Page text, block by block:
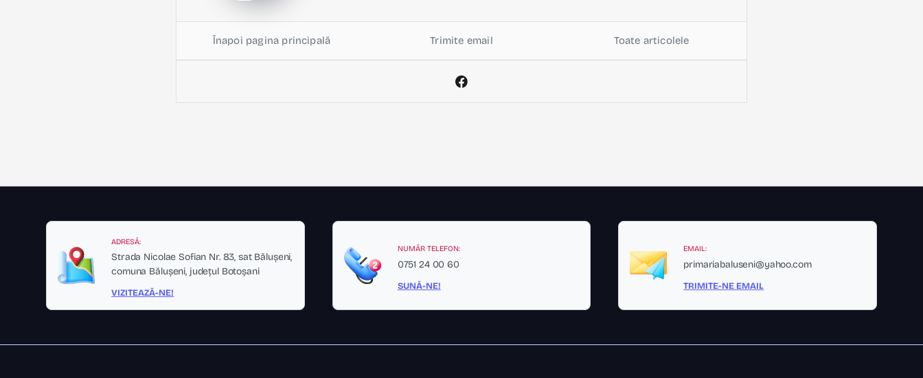
Înapoi pagina principală Trimite email Toate articolele
ADRESĂ:
Strada Nicolae Sofian Nr. 83, sat Bălușeni,
comuna Bălușeni, județul Botoșani
VIZITEAZĂ-NE!
NUMĂR TELEFON:
0751 24 00 60
SUNĂ-NE!
EMAIL:
primariabaluseni@yahoo.com
TRIMITE-NE EMAIL